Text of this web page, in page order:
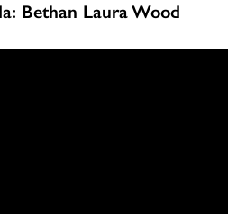
Bethan Laura Wood